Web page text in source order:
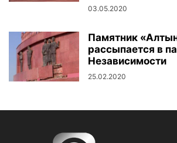
03.05.2020
Памятник
рассыпается в
Независимости
25.02.2020